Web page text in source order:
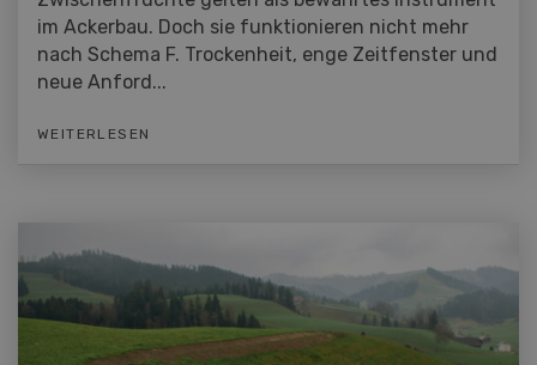
im Ackerbau. Doch sie funktionieren nicht mehr
nach Schema F. Trockenheit, enge Zeitfenster und
neue Anford...
WEITERLESEN